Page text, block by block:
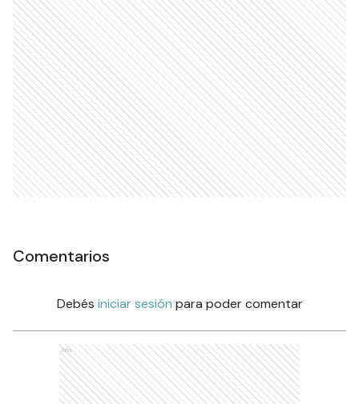
Comentarios
Debés iniciar sesión para poder comentar
Ads